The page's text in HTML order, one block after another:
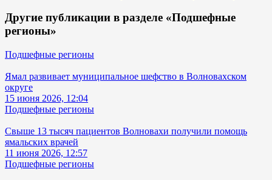
Другие публикации в разделе «Подшефные
регионы»
Подшефные регионы
Ямал развивает муниципальное шефство в Волновахском
округе
15 июня 2026, 12:04
Подшефные регионы
Свыше 13 тысяч пациентов Волновахи получили помощь
ямальских врачей
11 июня 2026, 12:57
Подшефные регионы